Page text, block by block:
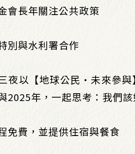
會長年關注公共政策
別與水利署合作
夜以【地球公民•未來參
2025年，一起思考：我們
免費，並提供住宿與餐食